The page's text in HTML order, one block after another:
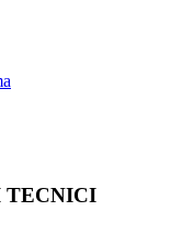
TECNICI